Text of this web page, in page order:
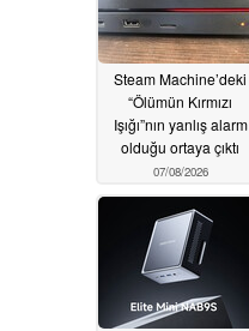
Steam Machine’deki
“Ölümün Kırmızı
Işığı”nın yanlış alarm
olduğu ortaya çıktı
07/08/2026